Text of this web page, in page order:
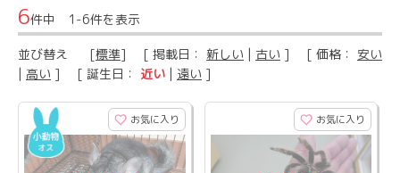
6件中 1-6件を表示
並び替え [標準] [ 掲載日： 新しい | 古い ] [ 価格： 安い
| 高い ] [ 誕生日： 近い | 遠い ]
お気に入り お気に入り